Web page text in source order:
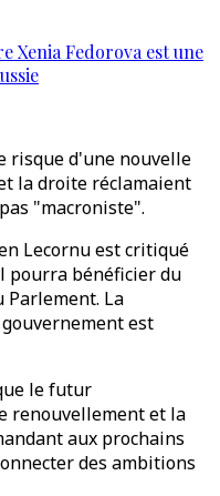
Xenia Fedorova est une
risque d'une nouvelle
la droite réclamaient
"macroniste".
Lecornu est critiqué
pourra bénéficier du
Parlement. La
est
le futur
renouvellement et la
aux prochains
des ambitions